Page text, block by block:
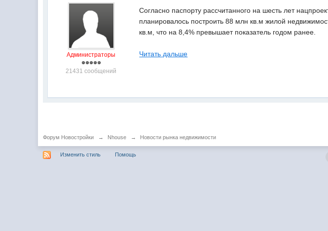
Администраторы
21431 сообщений
Согласно паспорту рассчитанного на шесть лет
планировалось построить 88 млн кв.м жилой
кв.м, что на 8,4% превышает показатель годом ранее.
Читать дальше
Форум Новостройки → Nhouse → Новости рынка недвижимости
Изменить стиль Помощь